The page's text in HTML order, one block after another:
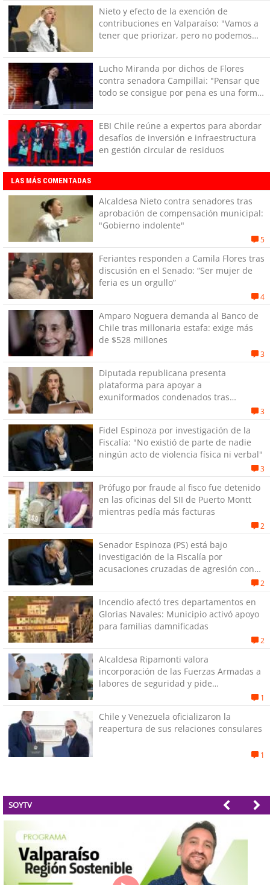
Nieto y efecto de la exención de
contribuciones en Valparaíso: "Vamos a
tener que priorizar, pero no podemos
Lucho Miranda por dichos de Flores
contra senadora Campillai: "Pensar que
todo se consigue por pena es una forma
EBI Chile reúne a expertos para abordar
desafíos de inversión e infraestructura
en gestión circular de residuos
LAS MÁS COMENTADAS
Alcaldesa Nieto contra senadores tras
aprobación de compensación municipal:
"Gobierno indolente"
5
Feriantes responden a Camila Flores tras
discusión en el Senado: “Ser mujer de
feria es un orgullo”
4
Amparo Noguera demanda al Banco de
Chile tras millonaria estafa: exige más
de $528 millones
3
Diputada republicana presenta
plataforma para apoyar a
exuniformados condenados tras
3
Fidel Espinoza por investigación de la
Fiscalía: "No existió de parte de nadie
ningún acto de violencia física ni verbal"
3
Prófugo por fraude al fisco fue detenido
en las oficinas del SII de Puerto Montt
mientras pedía más facturas
2
Senador Espinoza (PS) está bajo
investigación de la Fiscalía por
acusaciones cruzadas de agresión con
2
Incendio afectó tres departamentos en
Glorias Navales: Municipio activó apoyo
para familias damnificadas
2
Alcaldesa Ripamonti valora
incorporación de las Fuerzas Armadas a
labores de seguridad y pide
1
Chile y Venezuela oficializaron la
reapertura de sus relaciones consulares
1
SOYTV